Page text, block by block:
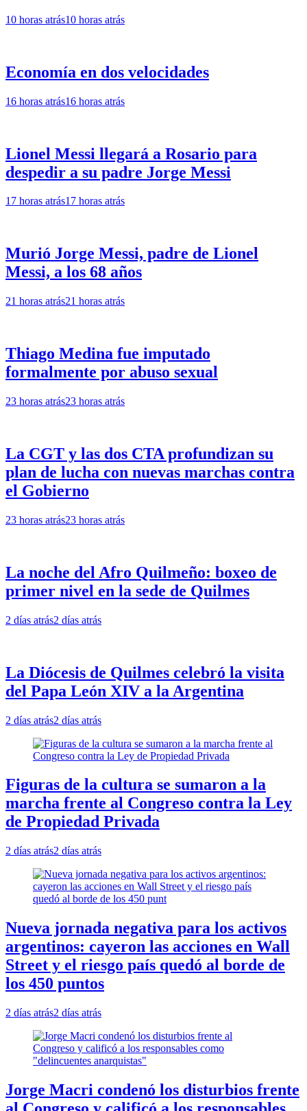
10 horas atrás10 horas atrás
Economía en dos velocidades
16 horas atrás16 horas atrás
Lionel Messi llegará a Rosario para
despedir a su padre Jorge Messi
17 horas atrás17 horas atrás
Murió Jorge Messi, padre de Lionel
Messi, a los 68 años
21 horas atrás21 horas atrás
Thiago Medina fue imputado
formalmente por abuso sexual
23 horas atrás23 horas atrás
La CGT y las dos CTA profundizan su
plan de lucha con nuevas marchas contra
el Gobierno
23 horas atrás23 horas atrás
La noche del Afro Quilmeño: boxeo de
primer nivel en la sede de Quilmes
2 días atrás2 días atrás
La Diócesis de Quilmes celebró la visita
del Papa León XIV a la Argentina
2 días atrás2 días atrás
Figuras de la cultura se sumaron a la
marcha frente al Congreso contra la Ley
de Propiedad Privada
2 días atrás2 días atrás
Nueva jornada negativa para los activos
argentinos: cayeron las acciones en Wall
Street y el riesgo país quedó al borde de
los 450 puntos
2 días atrás2 días atrás
Jorge Macri condenó los disturbios frente